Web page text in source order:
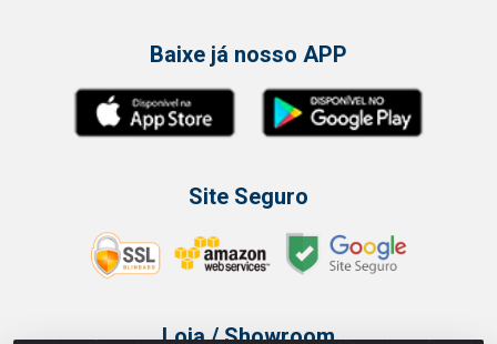
Baixe já nosso APP
Site Seguro
Loja / Showroom